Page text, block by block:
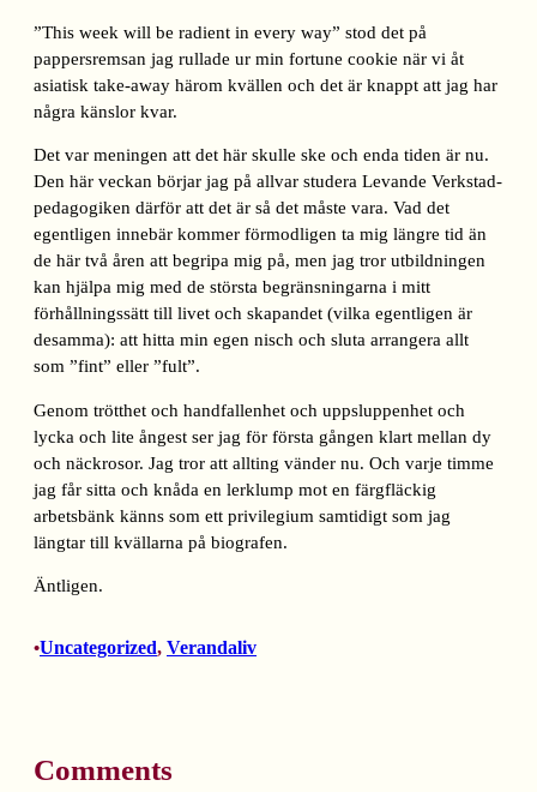
”This week will be radient in every way” stod det på
pappersremsan jag rullade ur min fortune cookie när vi åt
asiatisk take-away härom kvällen och det är knappt att jag har
några känslor kvar.
Det var meningen att det här skulle ske och enda tiden är nu.
Den här veckan börjar jag på allvar studera Levande Verkstad-
pedagogiken därför att det är så det måste vara. Vad det
egentligen innebär kommer förmodligen ta mig längre tid än
de här två åren att begripa mig på, men jag tror utbildningen
kan hjälpa mig med de största begränsningarna i mitt
förhållningssätt till livet och skapandet (vilka egentligen är
desamma): att hitta min egen nisch och sluta arrangera allt
som ”fint” eller ”fult”.
Genom trötthet och handfallenhet och uppsluppenhet och
lycka och lite ångest ser jag för första gången klart mellan dy
och näckrosor. Jag tror att allting vänder nu. Och varje timme
jag får sitta och knåda en lerklump mot en färgfläckig
arbetsbänk känns som ett privilegium samtidigt som jag
längtar till kvällarna på biografen.
Äntligen.
•Uncategorized, Verandaliv
Comments